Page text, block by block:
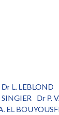
Dr L. LEBLOND
SINGIER- Dr P.
EL